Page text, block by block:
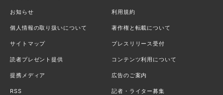
お知らせ 利用規約
個人情報の取り扱いについて 著作権と転載について
サイトマップ プレスリリース受付
読者プレゼント提供 コンテンツ利用について
提携メディア 広告のご案内
RSS 記者・ライター募集